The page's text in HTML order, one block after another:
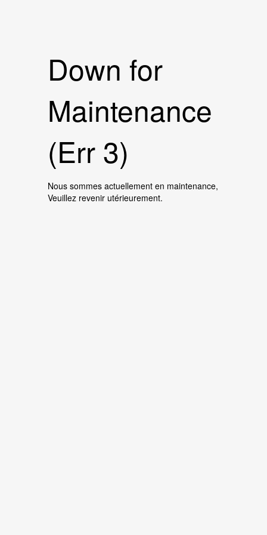
Down for
Maintenance
(Err 3)
Nous sommes actuellement en maintenance,
Veuillez revenir utérieurement.